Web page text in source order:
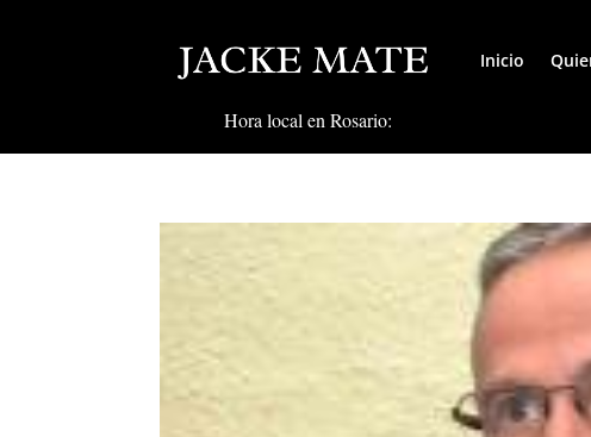
Inicio
Hora local en Rosario: